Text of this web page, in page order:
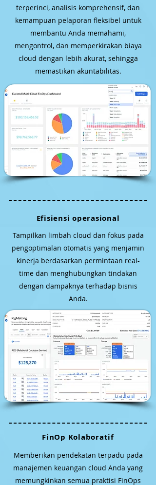
terperinci, analisis komprehensif, dan
kemampuan pelaporan fleksibel untuk
membantu Anda memahami,
mengontrol, dan memperkirakan biaya
cloud dengan lebih akurat, sehingga
memastikan akuntabilitas.
Efisiensi operasional
Tampilkan limbah cloud dan fokus pada
pengoptimalan otomatis yang menjamin
kinerja berdasarkan permintaan real-
time dan menghubungkan tindakan
dengan dampaknya terhadap bisnis
Anda.
FinOp Kolaboratif​
Memberikan pendekatan terpadu pada
manajemen keuangan cloud Anda yang
memungkinkan semua praktisi FinOps